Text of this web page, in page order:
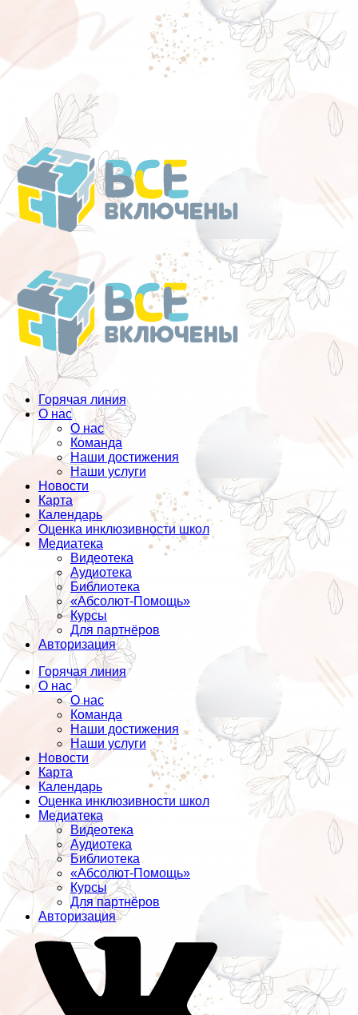
Перейти
к
содержанию
Горячая линия
О нас
О нас
Команда
Наши достижения
Наши услуги
Новости
Карта
Календарь
Оценка инклюзивности школ
Медиатека
Видеотека
Аудиотека
Библиотека
«Абсолют-Помощь»
Курсы
Для партнёров
Авторизация
Горячая линия
О нас
О нас
Команда
Наши достижения
Наши услуги
Новости
Карта
Календарь
Оценка инклюзивности школ
Медиатека
Видеотека
Аудиотека
Библиотека
«Абсолют-Помощь»
Курсы
Для партнёров
Авторизация